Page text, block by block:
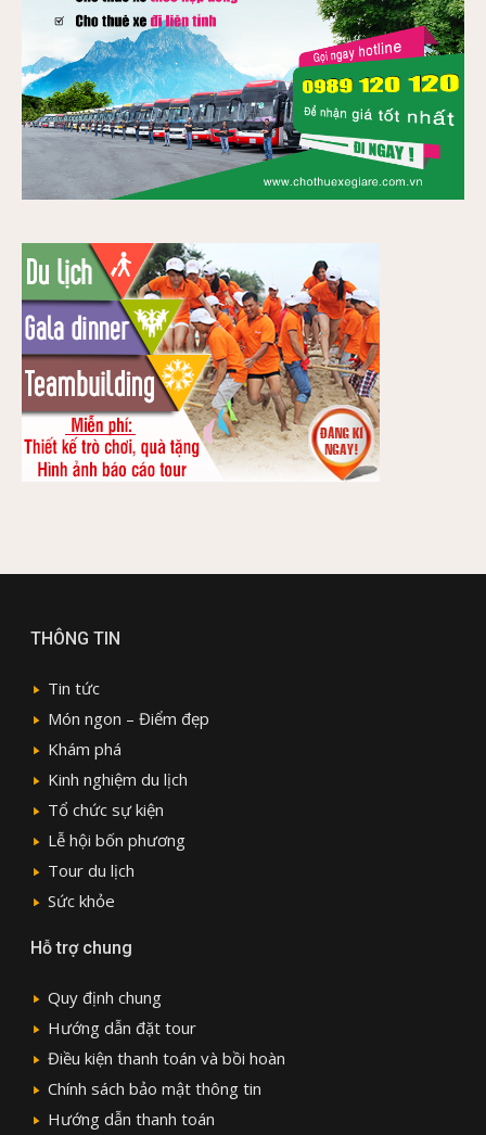
THÔNG TIN
Tin tức
Món ngon – Điểm đẹp
Khám phá
Kinh nghiệm du lịch
Tổ chức sự kiện
Lễ hội bốn phương
Tour du lịch
Sức khỏe
Hỗ trợ chung
Quy định chung
Hướng dẫn đặt tour
Điều kiện thanh toán và bồi hoàn
Chính sách bảo mật thông tin
Hướng dẫn thanh toán